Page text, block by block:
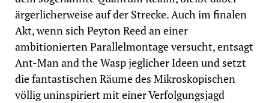
ärgerlicherweise auf der Strecke. Auch im finalen
Akt, wenn sich Peyton Reed an einer
ambitionierten Parallelmontage versucht, entsagt
Ant-Man and the Wasp jeglicher Ideen und setzt
die fantastischen Räume des Mikroskopischen
völlig uninspiriert mit einer Verfolgungsjagd